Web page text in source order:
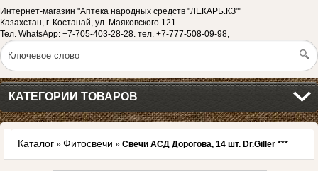
Интернет-магазин "Аптека народных средств "ЛЕКАРЬ.КЗ""
Казахстан, г. Костанай, ул. Маяковского 121
Тел. WhatsApp: +7-705-403-28-28. тел. +7-777-508-09-98,
КАТЕГОРИИ ТОВАРОВ
Каталог » Фитосвечи » Свечи АСД Дорогова, 14 шт. Dr.Giller ***